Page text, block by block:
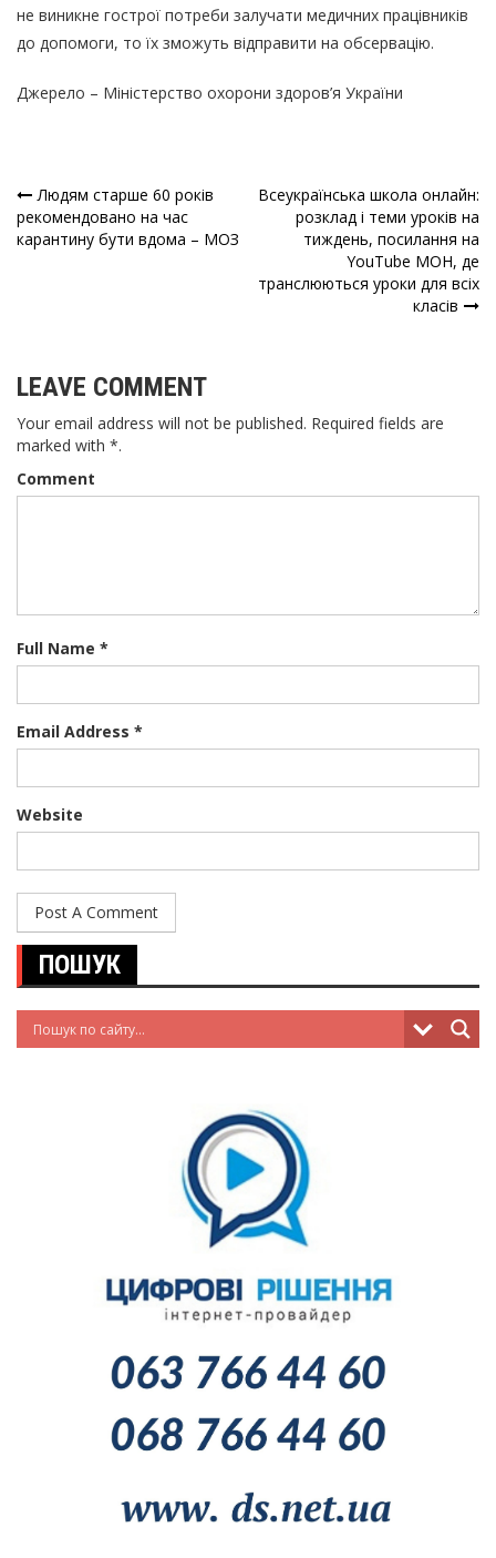
не виникне гострої потреби залучати медичних працівників
до допомоги, то їх зможуть відправити на обсервацію.
Джерело – Міністерство охорони здоров’я України
Навігація
записів
Людям старше 60 років
рекомендовано на час
карантину бути вдома – МОЗ
Всеукраїнська школа онлайн:
розклад і теми уроків на
тиждень, посилання на
YouTube МОН, де
транслюються уроки для всіх
класів
LEAVE COMMENT
Your email address will not be published. Required fields are
marked with *.
Comment
Full Name *
Email Address *
Website
ПОШУК